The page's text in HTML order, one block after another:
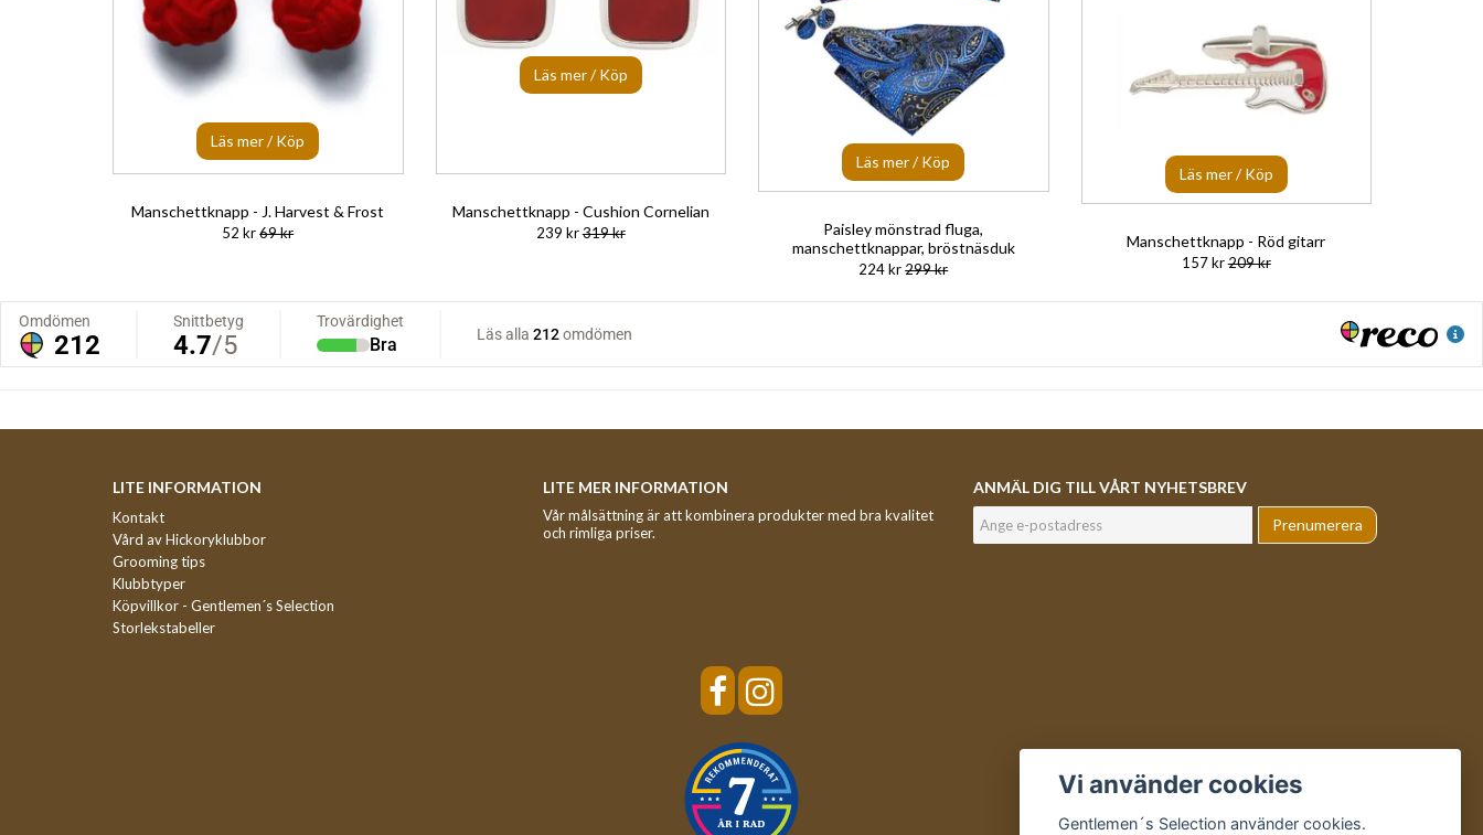
Läs mer / Köp
Manschettknapp - J. Harvest & Frost
52 kr69 kr
Läs mer / Köp
Manschettknapp - Cushion Cornelian
239 kr319 kr
Läs mer / Köp
Paisley mönstrad fluga,
manschettknappar, bröstnäsduk
224 kr299 kr
Läs mer / Köp
Manschettknapp - Röd gitarr
157 kr209 kr
LITE INFORMATION
Kontakt
Vård av Hickoryklubbor
Grooming tips
Klubbtyper
Köpvillkor - Gentlemen´s Selection
Storlekstabeller
LITE MER INFORMATION
Vår målsättning är att kombinera produkter med bra kvalitet
och rimliga priser.
ANMÄL DIG TILL VÅRT NYHETSBREV
Prenumerera
Vi använder cookies
Gentlemen´s Selection använder cookies.